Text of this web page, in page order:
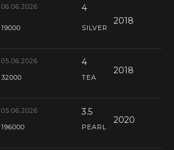
06.06.2026
4
2018
19000 SILVER
05.06.2026 4
2018
32000 TEA
05.06.2026 3.5
2020
196000 PEARL